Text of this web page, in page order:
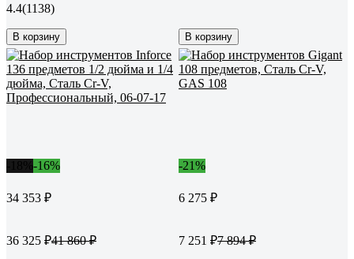
4.4(1138)
В корзину В корзину
-16%
34 353 ₽
36 325 ₽41 860 ₽
-21%
6 275 ₽
7 251 ₽7 894 ₽